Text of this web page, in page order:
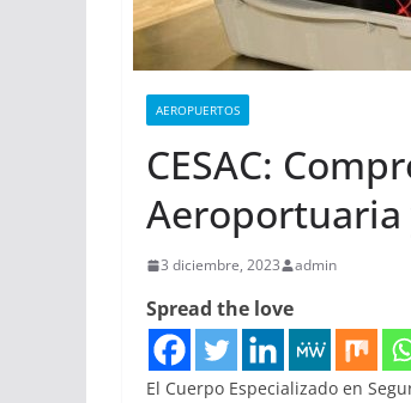
AEROPUERTOS
CESAC:
Aeroportuaria
3 diciembre, 2023 admin
Spread the love
El Cuerpo Especializado en